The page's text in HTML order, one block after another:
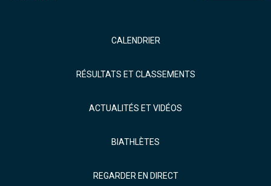
CALENDRIER
RÉSULTATS ET CLASSEMENTS
ACTUALITÉS ET VIDÉOS
BIATHLÈTES
REGARDER EN DIRECT